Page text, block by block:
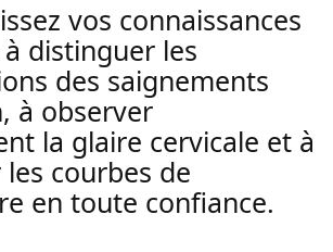
vos connaissances
distinguer les
des saignements
à observer
la glaire cervicale et à
courbes de
en toute confiance.